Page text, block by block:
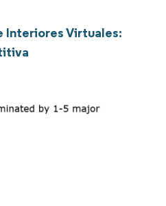
Interiores Virtuales: